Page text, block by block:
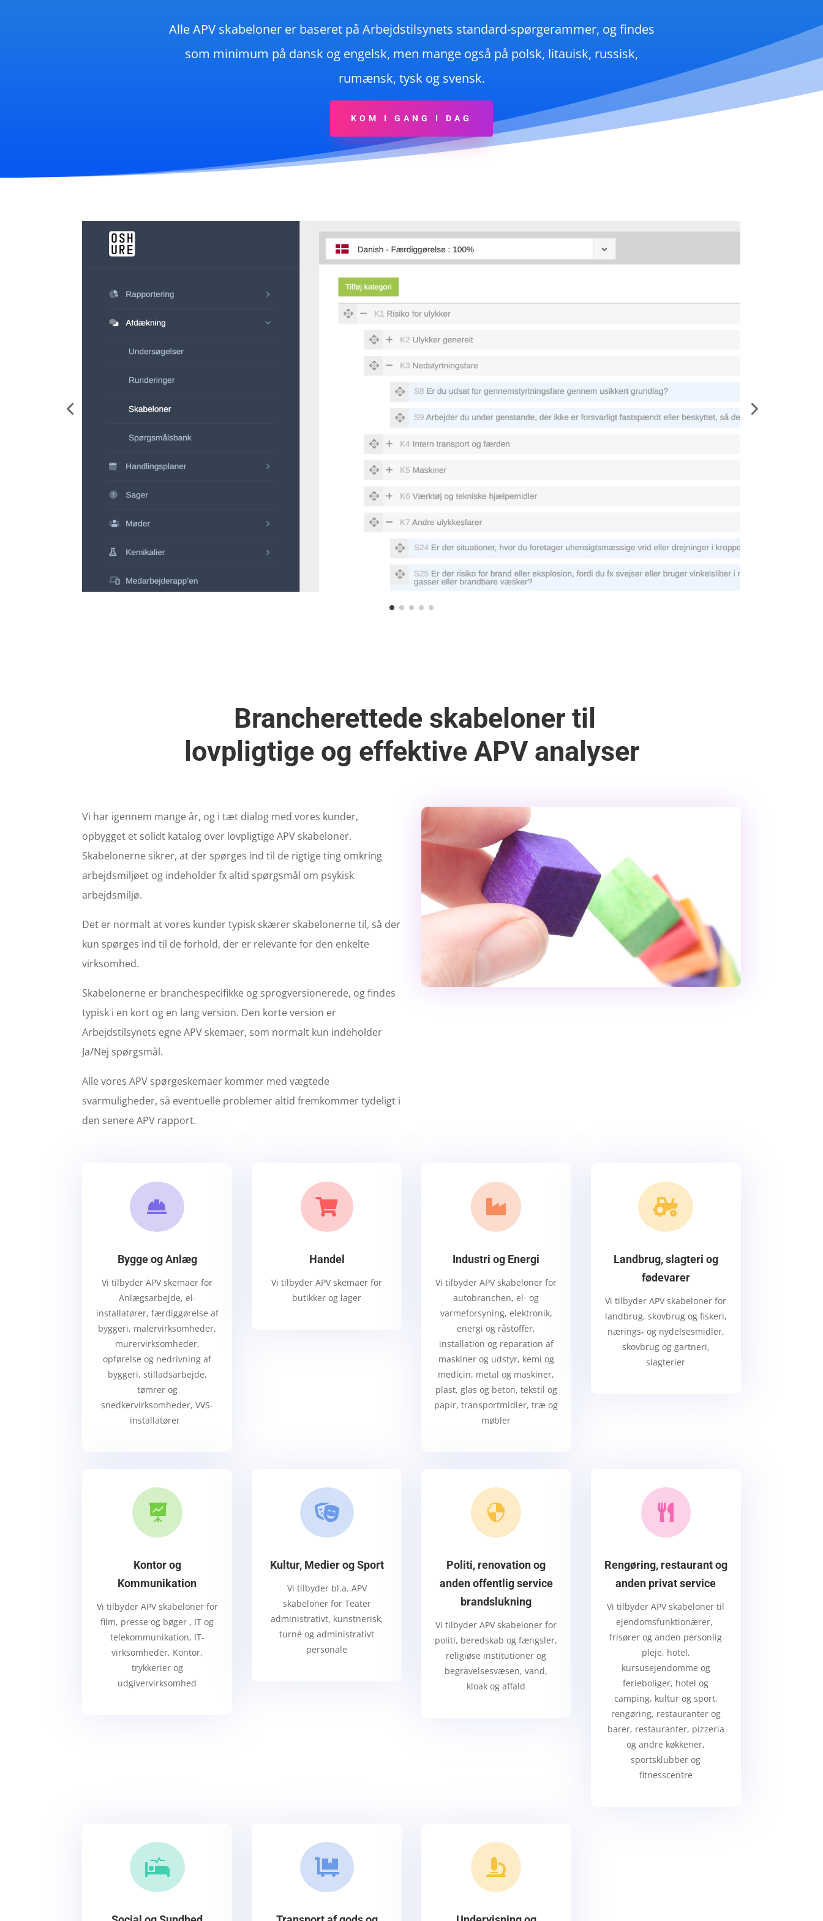
Alle APV skabeloner er baseret på Arbejdstilsynets standard-spørgerammer, og findes
som minimum på dansk og engelsk, men mange også på polsk, litauisk, russisk,
rumænsk, tysk og svensk.
KOM I GANG I DAG
Brancherettede skabeloner til
lovpligtige og effektive APV analyser
Vi har igennem mange år, og i tæt dialog med vores kunder,
opbygget et solidt katalog over lovpligtige APV skabeloner.
Skabelonerne sikrer, at der spørges ind til de rigtige ting omkring
arbejdsmiljøet og indeholder fx altid spørgsmål om psykisk
arbejdsmiljø.
Det er normalt at vores kunder typisk skærer skabelonerne til, så der
kun spørges ind til de forhold, der er relevante for den enkelte
virksomhed.
Skabelonerne er branchespecifikke og sprogversionerede, og findes
typisk i en kort og en lang version. Den korte version er
Arbejdstilsynets egne APV skemaer, som normalt kun indeholder
Ja/Nej spørgsmål.
Alle vores APV spørgeskemaer kommer med vægtede
svarmuligheder, så eventuelle problemer altid fremkommer tydeligt i
den senere APV rapport.

Bygge og Anlæg
Vi tilbyder APV skemaer for
Anlægsarbejde, el-
installatører, færdiggørelse af
byggeri, malervirksomheder,
murervirksomheder,
opførelse og nedrivning af
byggeri, stilladsarbejde,
tømrer og
snedkervirksomheder,VVS-
installatører

Handel
Vi tilbyder APV skemaer for
butikker og lager

Industri og Energi
Vi tilbyder APV skabeloner for
autobranchen, el- og
varmeforsyning, elektronik,
energi og råstoffer,
installation og reparation af
maskiner og udstyr, kemi og
medicin, metal og maskiner,
plast, glas og beton, tekstil og
papir, transportmidler, træ og
møbler

Landbrug, slagteri og
fødevarer
Vi tilbyder APV skabeloner for
landbrug, skovbrug og fiskeri,
nærings- og nydelsesmidler,
skovbrug og gartneri,
slagterier

Kontor og
Kommunikation
Vi tilbyder APV skabeloner for
film, presse og bøger , IT og
telekommunikation, IT-
virksomheder, Kontor,
trykkerier og
udgivervirksomhed

Kultur, Medier og Sport
Vi tilbyder bl.a. APV
skabeloner for Teater
administrativt, kunstnerisk,
turné og administrativt
personale

Politi, renovation og
anden offentlig service
brandslukning
Vi tilbyder APV skabeloner for
politi, beredskab og fængsler,
religiøse institutioner og
begravelsesvæsen, vand,
kloak og affald

Rengøring, restaurant og
anden privat service
Vi tilbyder APVskabeloner til
ejendomsfunktionærer,
frisører og anden personlig
pleje, hotel,
kursusejendomme og
ferieboliger, hotel og
camping, kultur og sport,
rengøring, restauranter og
barer, restauranter, pizzeria
og andre køkkener,
sportsklubber og
fitnesscentre
  